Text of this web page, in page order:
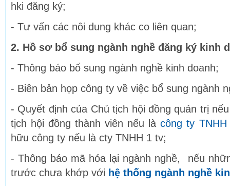
hki đăng ký;
- Tư vấn các nôi dung khác co liên quan;
2. Hồ sơ bổ sung ngành nghề đăng ký kinh
- Thông báo bổ sung ngành nghề kinh doanh;
- Biên bản họp công ty về việc bổ sung ngành
- Quyết định của Chủ tịch hội đồng quản trị
tịch hội đồng thành viên nếu làcông ty
hữu công ty nếu là cty TNHH 1 tv;
- Thông báo mã hóa lại ngành nghề, nếu
trước chưa khớp với hệ thống ngành nghề